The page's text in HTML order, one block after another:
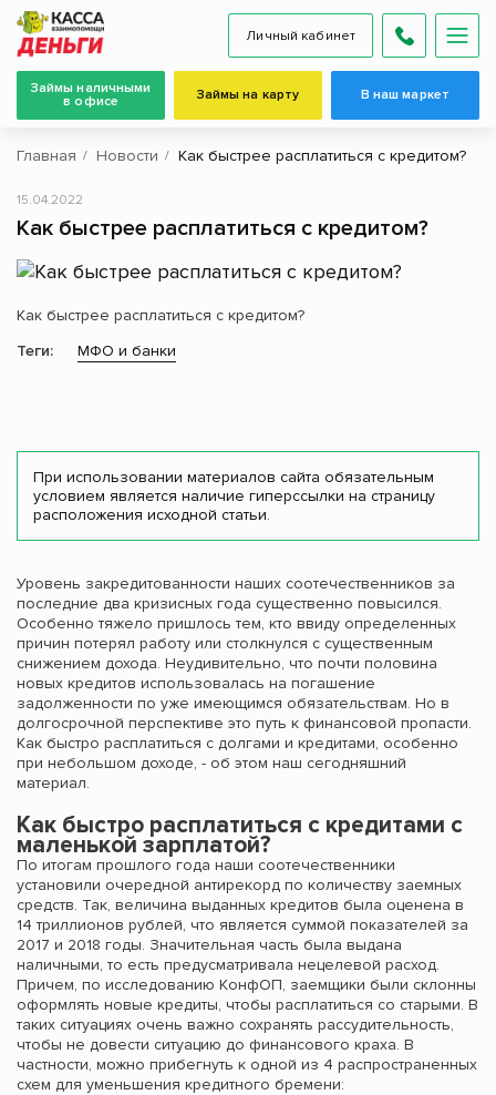
Личный кабинет
Займы наличными
в офисе
Займы на карту В наш маркет
Главная Новости Как быстрее расплатиться с кредитом?
Как быстрее расплатиться с кредитом?
15.04.2022
Как быстрее расплатиться с кредитом?
Теги:
МФО и банки
При использовании материалов сайта обязательным
условием является наличие гиперссылки на страницу
расположения исходной статьи.
Уровень закредитованности наших соотечественников за
последние два кризисных года существенно повысился.
Особенно тяжело пришлось тем, кто ввиду определенных
причин потерял работу или столкнулся с существенным
снижением дохода. Неудивительно, что почти половина
новых кредитов использовалась на погашение
задолженности по уже имеющимся обязательствам. Но в
долгосрочной перспективе это путь к финансовой пропасти.
Как быстро расплатиться с долгами и кредитами, особенно
при небольшом доходе, - об этом наш сегодняшний
материал.
Как быстро расплатиться с кредитами с
маленькой зарплатой?
По итогам прошлого года наши соотечественники
установили очередной антирекорд по количеству заемных
средств. Так, величина выданных кредитов была оценена в
14 триллионов рублей, что является суммой показателей за
2017 и 2018 годы. Значительная часть была выдана
наличными, то есть предусматривала нецелевой расход.
Причем, по исследованию КонфОП, заемщики были склонны
оформлять новые кредиты, чтобы расплатиться со старыми. В
таких ситуациях очень важно сохранять рассудительность,
чтобы не довести ситуацию до финансового краха. В
частности, можно прибегнуть к одной из 4 распространенных
схем для уменьшения кредитного бремени: